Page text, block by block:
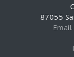
87055